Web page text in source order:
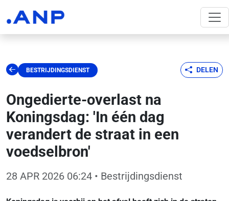
BESTRIJDINGSDIENST DELEN
Ongedierte-overlast na
Koningsdag: 'In één dag
verandert de straat in een
voedselbron'
28 APR 2026 06:24 • Bestrijdingsdienst